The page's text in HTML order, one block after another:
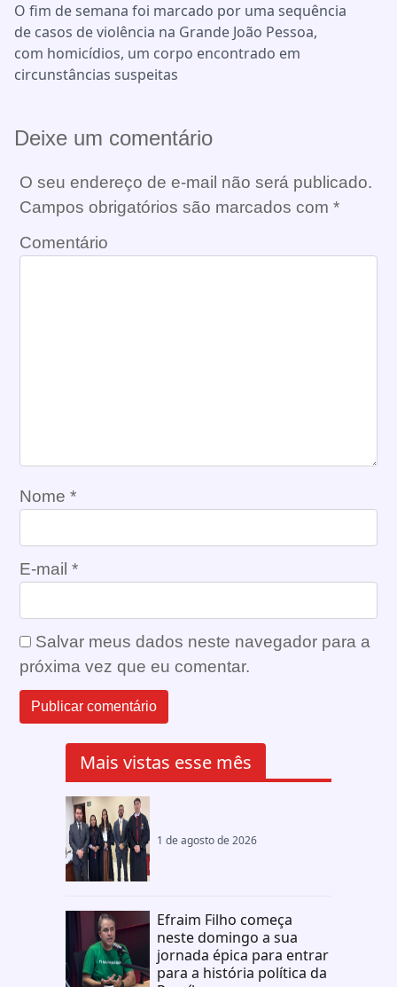
O fim de semana foi marcado por uma sequência
de casos de violência na Grande João Pessoa,
com homicídios, um corpo encontrado em
circunstâncias suspeitas
Deixe um comentário
O seu endereço de e-mail não será publicado.
Campos obrigatórios são marcados com *
Comentário
Nome *
E-mail *
Salvar meus dados neste navegador para a
próxima vez que eu comentar.
Mais vistas esse mês
1 de agosto de 2026
Efraim Filho começa
neste domingo a sua
jornada épica para entrar
para a história política da